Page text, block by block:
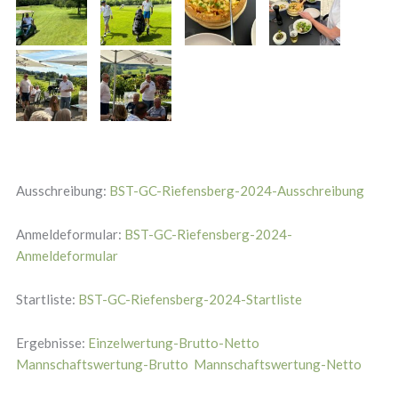
Ausschreibung: BST-GC-Riefensberg-2024-Ausschreibung
Anmeldeformular: BST-GC-Riefensberg-2024-
Anmeldeformular
Startliste: BST-GC-Riefensberg-2024-Startliste
Ergebnisse: Einzelwertung-Brutto-Netto
Mannschaftswertung-Brutto Mannschaftswertung-Netto